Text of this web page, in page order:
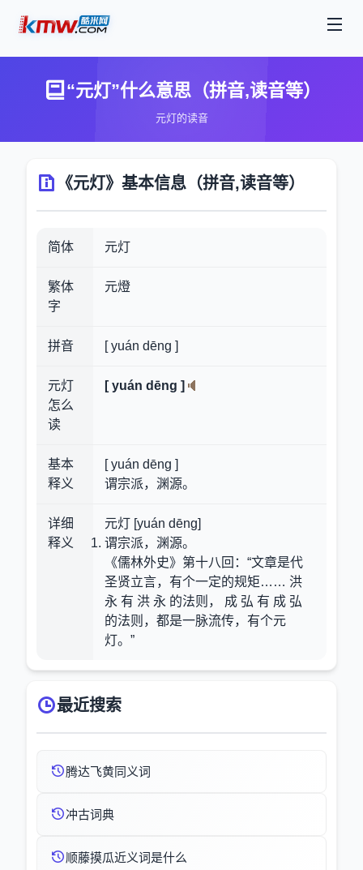
“元灯”什么意思（拼音,读音等）
元灯的读音
《元灯》基本信息（拼音,读音等）
简体 元灯
繁体
字
元燈
拼音 [ yuán dēng ]
元灯
怎么
读
[ yuán dēng ]
基本
释义
[ yuán dēng ]
谓宗派，渊源。
详细
释义
元灯 [yuán dēng]
谓宗派，渊源。
《儒林外史》第十八回：“文章是代
圣贤立言，有个一定的规矩…… 洪
永 有 洪 永 的法则， 成 弘 有 成 弘
的法则，都是一脉流传，有个元
灯。”
最近搜索
腾达飞黄同义词
冲古词典
顺藤摸瓜近义词是什么